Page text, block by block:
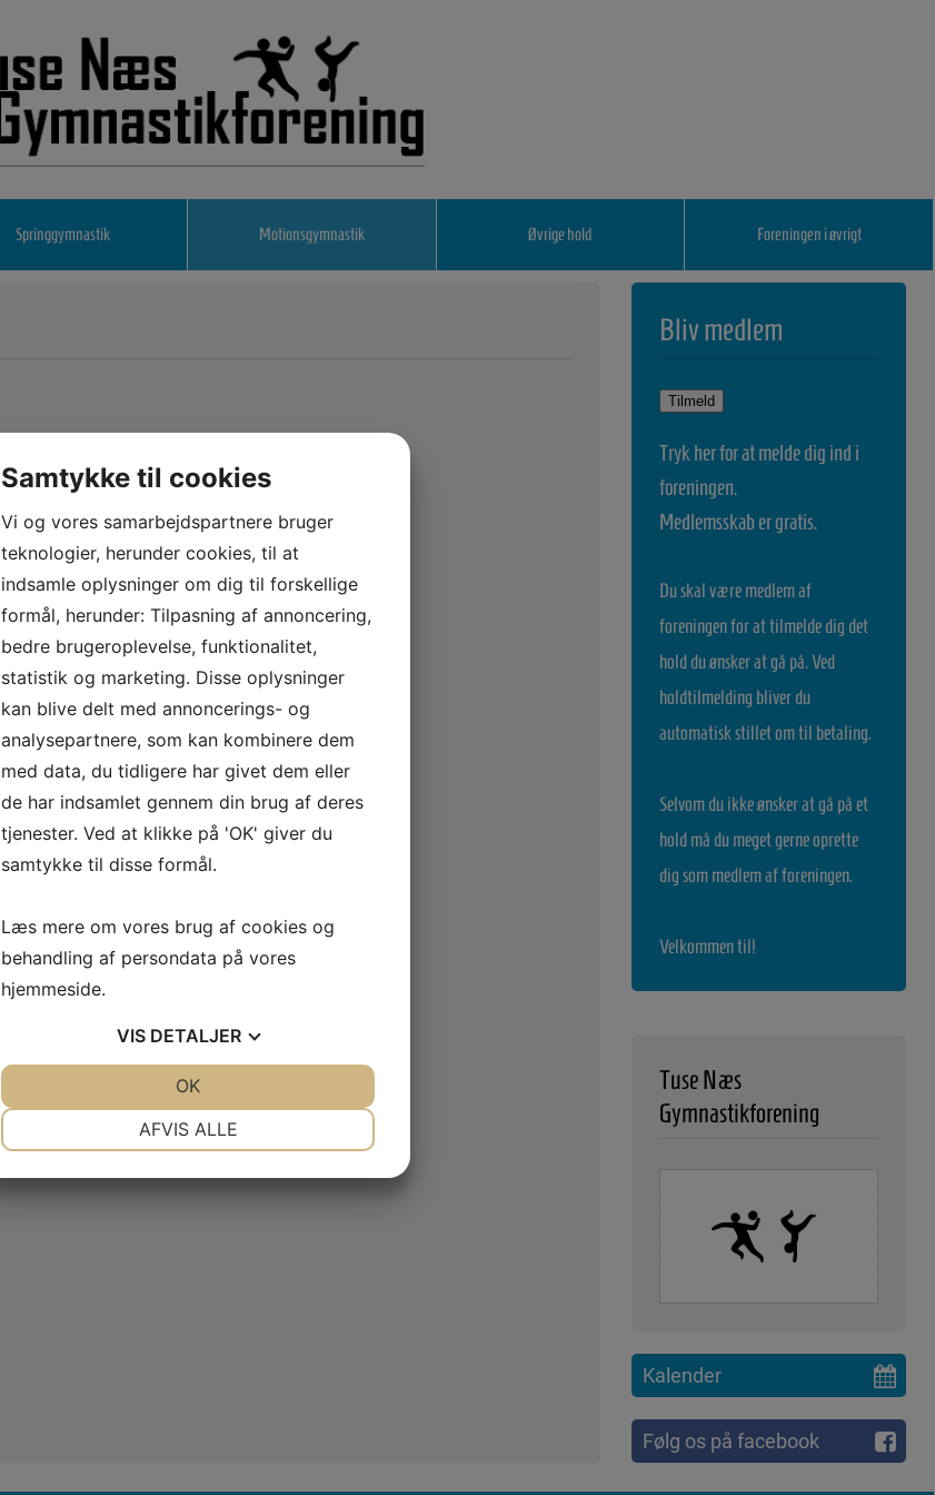
Springgymnastik Motionsgymnastik Øvrige hold Foreningen i øvrigt
Bliv medlem
Tryk her for at melde dig ind i
foreningen.
Medlemsskab er gratis.
Du skal være medlem af
foreningen for at tilmelde dig det
hold du ønsker at gå på. Ved
holdtilmelding bliver du
automatisk stillet om til betaling.
Selvom du ikke ønsker at gå på et
hold må du meget gerne oprette
dig som medlem af foreningen.
Velkommen til!
Tuse Næs
Gymnastikforening
Kalender
Følg os på facebook
Samtykke til cookies
Vi og vores samarbejdspartnere bruger
teknologier, herunder cookies, til at
indsamle oplysninger om dig til forskellige
formål, herunder: Tilpasning af annoncering,
bedre brugeroplevelse, funktionalitet,
statistik og marketing. Disse oplysninger
kan blive delt med annoncerings- og
analysepartnere, som kan kombinere dem
med data, du tidligere har givet dem eller
de har indsamlet gennem din brug af deres
tjenester. Ved at klikke på 'OK' giver du
samtykke til disse formål.
Læs mere om vores brug af cookies og
behandling af persondata på vores
hjemmeside.
VIS DETALJER
AFVIS ALLE
OK